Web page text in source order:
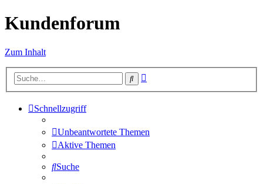
Kundenforum
Zum Inhalt
Suche
Schnellzugriff
Unbeantwortete Themen
Aktive Themen
Suche